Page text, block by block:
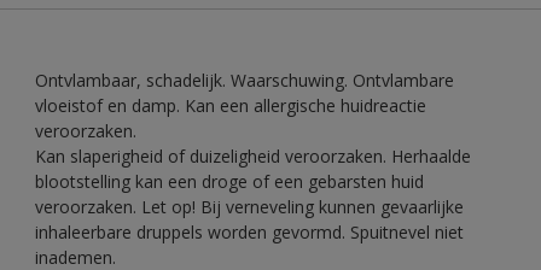
Ontvlambaar, schadelijk. Waarschuwing. Ontvlambare
vloeistof en damp. Kan een allergische huidreactie
veroorzaken.
Kan slaperigheid of duizeligheid veroorzaken. Herhaalde
blootstelling kan een droge of een gebarsten huid
veroorzaken. Let op! Bij verneveling kunnen gevaarlijke
inhaleerbare druppels worden gevormd. Spuitnevel niet
inademen.